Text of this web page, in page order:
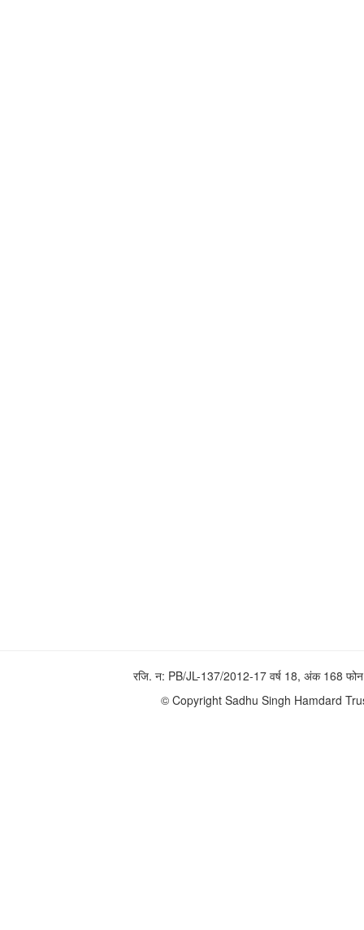
रजि. न: PB/JL-137/2012-17 वर्ष 18, अंक 168
© Copyright Sadhu Singh Hamdard